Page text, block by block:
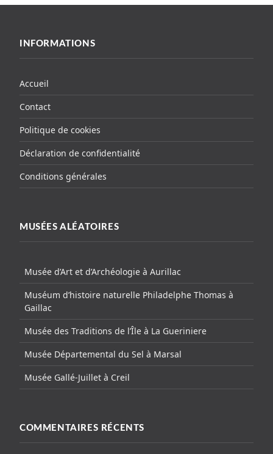
INFORMATIONS
Accueil
Contact
Politique de cookies
Déclaration de confidentialité
Conditions générales
MUSÉES ALÉATOIRES
Musée d’Art et d’Archéologie à Aurillac
Muséum d’histoire naturelle Philadelphe Thomas à
Gaillac
Musée des Traditions de l’Île à La Gueriniere
Musée Départemental du Sel à Marsal
Musée Gallé-Juillet à Creil
COMMENTAIRES RÉCENTS